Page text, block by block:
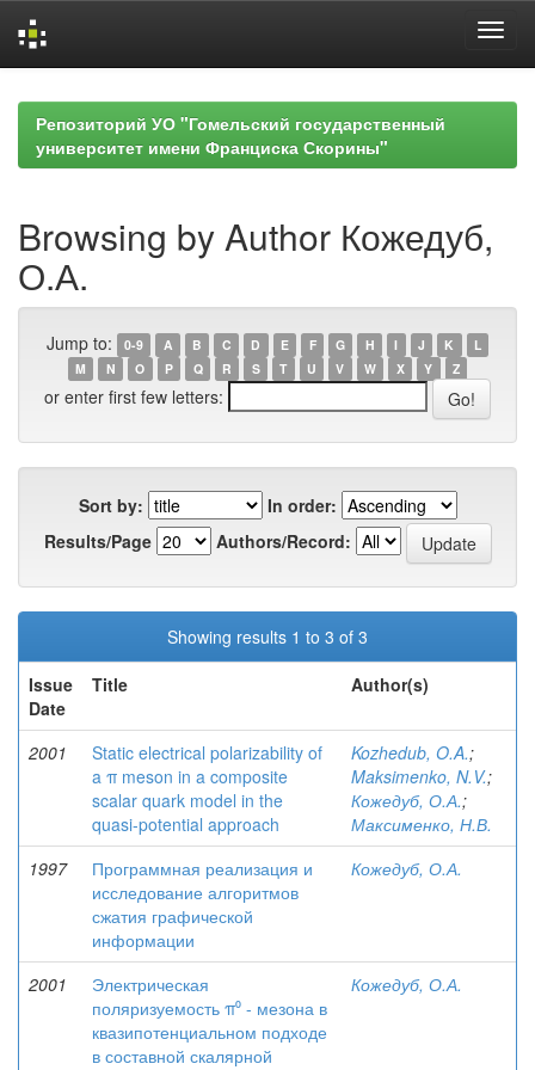
navigationРепозиторий УО "Гомельский государственный
университет имени Франциска Скорины"
Browsing by Author Кожедуб,
О.А.
Jump to: 0-9 A B C D E F G H I J K
L
M
N O P Q R S T U V W X Y Z
or enter first few letters:
Sort by:
In order:
Results/Page
Authors/Record:
Showing results 1 to 3 of 3
Issue
Date
Title Author(s)
2001
Static electrical polarizability of
a π meson in a composite
scalar quark model in the
quasi-potential approach
Kozhedub, O.A.;
Maksimenko, N.V.;
Кожедуб, О.А.;
Максименко, Н.В.
1997
Программная реализация и
исследование алгоритмов
сжатия графической
информации
Кожедуб, О.А.
2001
Электрическая
поляризуемость π⁰ - мезона в
квазипотенциальном подходе
в составной скалярной
Кожедуб, О.А.